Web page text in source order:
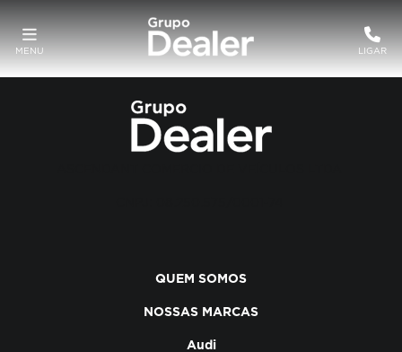
MENU LIGAR
QUEM SOMOS
NOSSAS MARCAS
Audi